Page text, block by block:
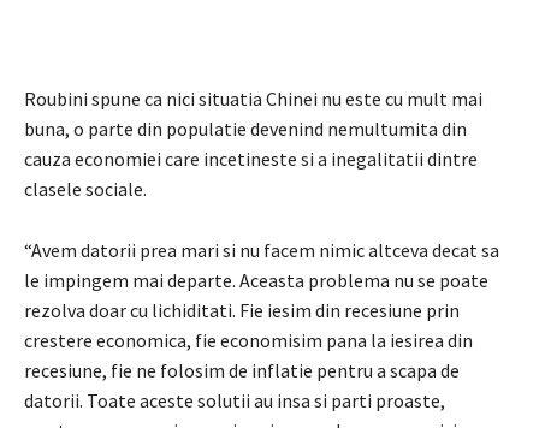
Roubini spune ca nici situatia Chinei nu este cu mult mai
buna, o parte din populatie devenind nemultumita din
cauza economiei care incetineste si a inegalitatii dintre
clasele sociale.
“Avem datorii prea mari si nu facem nimic altceva decat sa
le impingem mai departe. Aceasta problema nu se poate
rezolva doar cu lichiditati. Fie iesim din recesiune prin
crestere economica, fie economisim pana la iesirea din
recesiune, fie ne folosim de inflatie pentru a scapa de
datorii. Toate aceste solutii au insa si parti proaste,